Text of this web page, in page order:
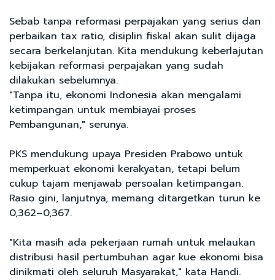
Sebab tanpa reformasi perpajakan yang serius dan
perbaikan tax ratio, disiplin fiskal akan sulit dijaga
secara berkelanjutan. Kita mendukung keberlajutan
kebijakan reformasi perpajakan yang sudah
dilakukan sebelumnya.
"Tanpa itu, ekonomi Indonesia akan mengalami
ketimpangan untuk membiayai proses
Pembangunan," serunya.
PKS mendukung upaya Presiden Prabowo untuk
memperkuat ekonomi kerakyatan, tetapi belum
cukup tajam menjawab persoalan ketimpangan.
Rasio gini, lanjutnya, memang ditargetkan turun ke
0,362–0,367.
"Kita masih ada pekerjaan rumah untuk melaukan
distribusi hasil pertumbuhan agar kue ekonomi bisa
dinikmati oleh seluruh Masyarakat," kata Handi.